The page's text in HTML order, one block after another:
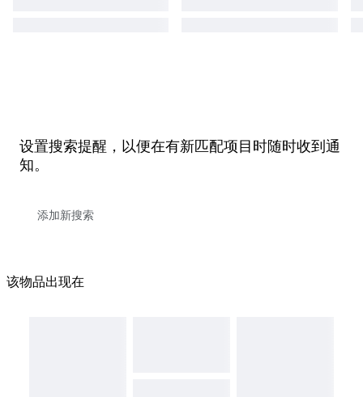
设置搜索提醒，以便在有新匹配项目时随时收到通
知。
该物品出现在